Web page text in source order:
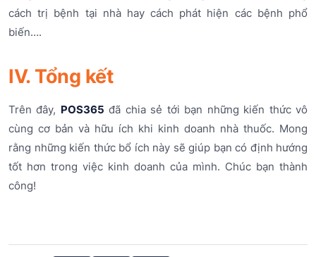
cách trị bệnh tại nhà hay cách phát hiện các bệnh phổ
biến….
IV. Tổng kết
Trên đây, POS365 đã chia sẻ tới bạn những kiến thức vô
cùng cơ bản và hữu ích khi kinh doanh nhà thuốc. Mong
rằng những kiến thức bổ ích này sẽ giúp bạn có định hướng
tốt hơn trong việc kinh doanh của mình. Chúc bạn thành
công!